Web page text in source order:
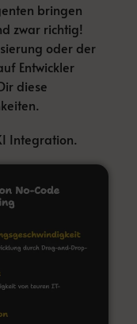
bringen
zwar richtig!
oder der
Entwickler
diese
Integration.